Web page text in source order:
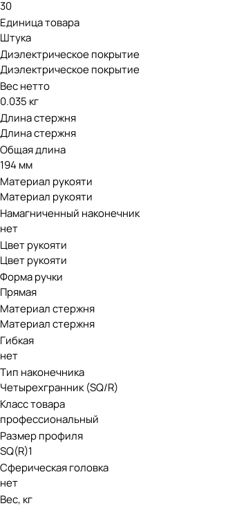
30
Единица товара
Штука
Диэлектрическое покрытие
Диэлектрическое покрытие
Вес нетто
0.035 кг
Длина стержня
Длина стержня
Общая длина
194 мм
Материал рукояти
Материал рукояти
Намагниченный наконечник
нет
Цвет рукояти
Цвет рукояти
Форма ручки
Прямая
Материал стержня
Материал стержня
Гибкая
нет
Тип наконечника
Четырехгранник (SQ/R)
Класс товара
профессиональный
Размер профиля
SQ(R)1
Сферическая головка
нет
Вес, кг